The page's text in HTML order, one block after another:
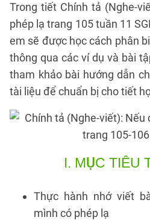
Trong tiết Chính tả (Nghe-
phép lạ trang 105 tuần 11
em sẽ được học cách phân
thông qua các ví dụ và bài
tham khảo bài hướng dẫn
tài liệu để chuẩn bị cho tiết
I. MỤC TIÊU
Thực hành nhớ viết
mình có phép lạ